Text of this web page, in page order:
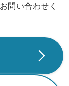
問い合わせく